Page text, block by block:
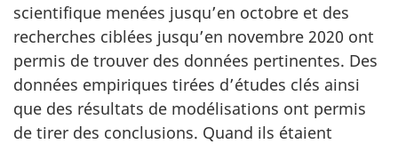
scientifique menées jusqu’en octobre et des
recherches ciblées jusqu’en novembre 2020 ont
permis de trouver des données pertinentes. Des
données empiriques tirées d’études clés ainsi
que des résultats de modélisations ont permis
de tirer des conclusions. Quand ils étaient